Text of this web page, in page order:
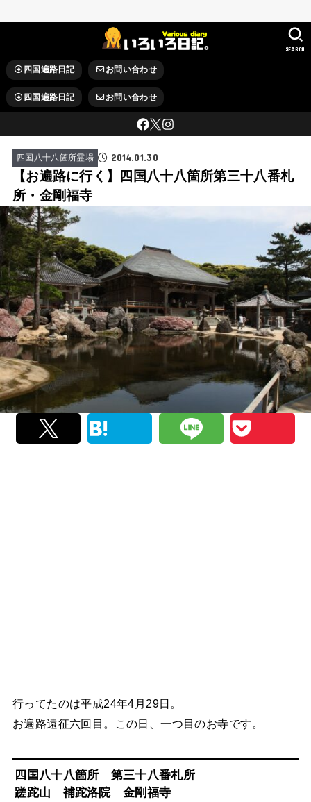
四国遍路日記 お問い合わせ
四国遍路日記 お問い合わせ
SEARCH
四国八十八箇所霊場 2014.01.30
【お遍路に行く】四国八十八箇所第三十八番札
所・金剛福寺
行ってたのは平成24年4月29日。
お遍路遠征六回目。この日、一つ目のお寺です。
四国八十八箇所 第三十八番札所
蹉跎山 補跎洛院金剛福寺